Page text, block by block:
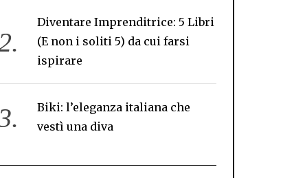
Diventare Imprenditrice: 5 Libri
(E non i soliti 5) da cui farsi
ispirare
Biki: l’eleganza italiana che
vestì una diva